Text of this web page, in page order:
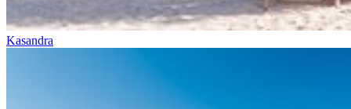
Kasandra